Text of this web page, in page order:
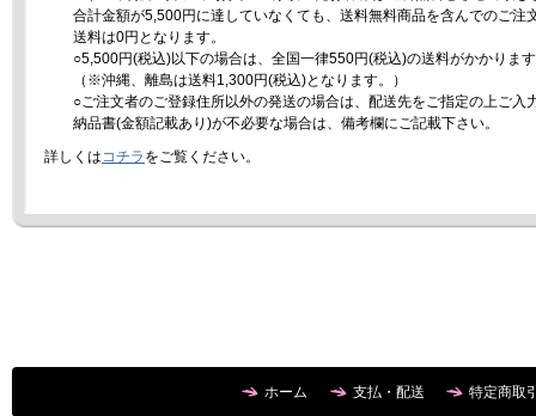
合計金額が5,500円に達していなくても、送料無料商品を含んでのご注
送料は0円となります。
○5,500円(税込)以下の場合は、全国一律550円(税込)の送料がかかりま
（※沖縄、離島は送料1,300円(税込)となります。）
○ご注文者のご登録住所以外の発送の場合は、配送先をご指定の上ご入
納品書(金額記載あり)が不必要な場合は、備考欄にご記載下さい。
詳しくは コチラ をご覧ください。
ホーム 支払・配送 特定商取